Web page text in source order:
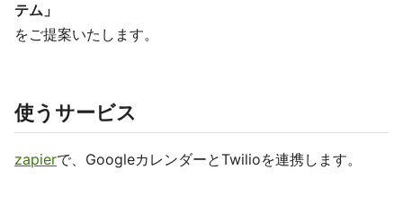
テム」
をご提案いたします。
使うサービス
zapierで、GoogleカレンダーとTwilioを連携します。